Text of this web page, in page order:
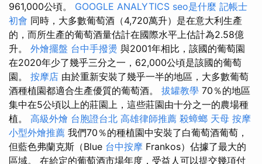
961,000公頃。 GOOGLE ANALYTICS seo是什麼 記帳士
初會 同時，大多數葡萄酒（4,720萬升）是在意大利生產
的，而所生產的葡萄酒量估計在國際水平上估計為2.58億
升。 外燴擺盤 台中手撥燙 與2001年相比，該國的葡萄園
在2020年少了幾乎三分之一，62,000公頃是該國的葡萄
園。 按摩店 由於重新安裝了幾乎一半的地區，大多數葡萄
酒種植園都適合生產優質的葡萄酒。 拔罐教學 70％的地區
集中在5公頃以上的莊園上，這些莊園由十分之一的農場種
植。 高級外燴 台胞證台北 高雄律師推薦 殺蟑螂 天母 按摩
小型外燴推薦 我們70％的種植園中安裝了白葡萄酒葡萄，
但藍色弗蘭克斯（Blue 台中按摩 Frankos）佔據了最大的
區域。 在給定的葡萄酒市場年度，受益人可以提交幾項付